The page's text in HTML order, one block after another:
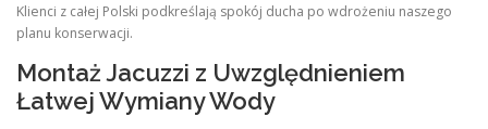
Klienci z całej Polski podkreślają spokój ducha po wdrożeniu naszego
planu konserwacji.
Montaż Jacuzzi z Uwzględnieniem
Łatwej Wymiany Wody